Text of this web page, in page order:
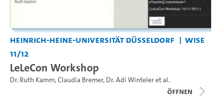
Heinrich-Heine-Universität Düsseldorf
WiSe
11/12
LeLeCon Workshop
Dr. Ruth Kamm,Claudia Bremer, Dr. Adi Winteleret al.
Öffnen